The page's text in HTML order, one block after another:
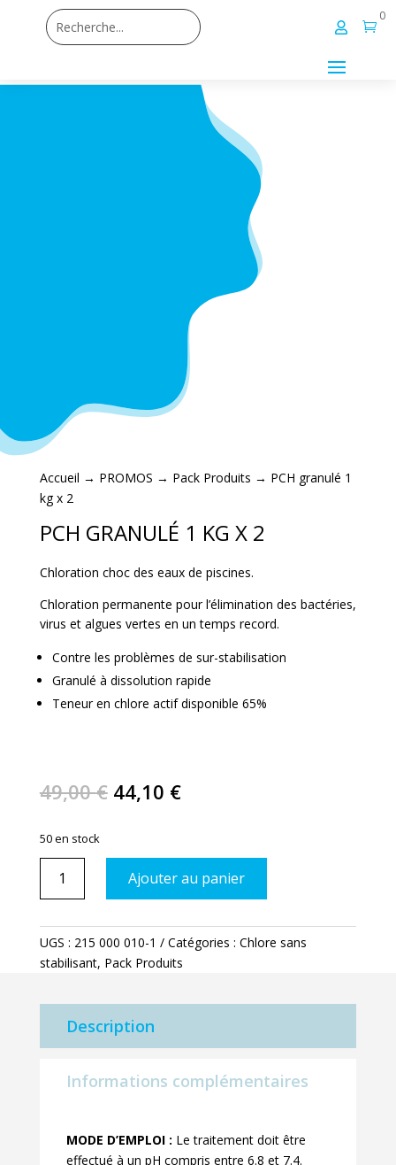
 
0
Accueil → PROMOS → Pack Produits → PCH granulé 1
kg x 2
PCH GRANULÉ 1 KG X 2
Chloration choc des eaux de piscines.
Chloration permanente pour l’élimination des bactéries,
virus et algues vertes en un temps record.
Contre les problèmes de sur-stabilisation
Granulé à dissolution rapide
Teneur en chlore actif disponible 65%
49,00€ Le
prix
était :
49,00 €.
44,10 €Le
est :
44,10 €.
50 en stock
granulé
1
kg
2
Ajouter au panier
UGS : 215 000 010-1 Catégories : Chlore sans
stabilisant, Pack Produits
Description
Informations complémentaires
MODE D’EMPLOI : Le traitement doit être
effectué à un pH compris entre 6.8 et 7.4.